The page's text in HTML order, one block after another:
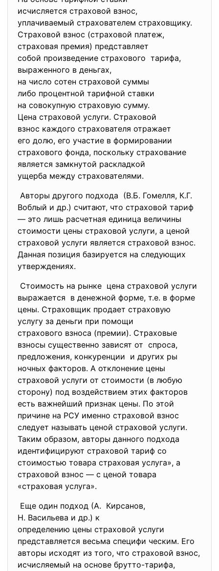
исчисляется страховой взнос,
уплачиваемый страхователем страховщику.
Страховой взнос (страховой платеж,
страховая премия) представляет
собой произведение страхового тарифа,
выраженного в деньгах,
на число сотен страховой суммы
либо процентной тарифной ставки
на совокупную страховую сумму.
Цена страховой услуги. Страховой
взнос каждого страхователя отражает
его долю, его участие в формировании
страхового фонда, поскольку страхование
является замкнутой раскладкой
ущерба между страхователями.
Авторы другого подхода (В.Б. Гомелля, К.Г.
Воблый и др.) считают, что страховой тариф
— это лишь расчетная единица величины
стоимости цены страховой услуги, а ценой
страховой услуги является страховой взнос.
Данная позиция базируется на следующих
утверждениях.
Стоимость на рынке цена страховой услуги
выражается в денежной форме, т.е. в форме
цены. Страховщик продает страховую
услугу за деньги при помощи
страхового взноса (премии). Страховые
взносы существенно зависят от спроса,
предложения, конкуренции и других ры
ночных факторов. А отклонение цены
страховой услуги от стоимости (в любую
сторону) под воздействием этих факторов
есть важнейший признак цены. По этой
причине на РСУ именно страховой взнос
следует называть ценой страховой услуги.
Таким образом, авторы данного подхода
идентифицируют страховой тариф со
стоимостью товара страховая услуга», а
страховой взнос — с ценой товара
«страховая услуга».
Еще один подход (А. Кирсанов,
Н. Васильева и др.) к
определению цены страховой услуги
представляется весьма специфи ческим. Его
авторы исходят из того, что страховой взнос,
исчисляемый на основе брутто-тарифа,